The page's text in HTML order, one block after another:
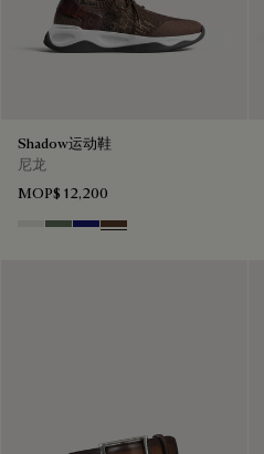
Shadow运动鞋
尼龙
MOP$ 12,200
Cloud White
Leaf Green
Midnight Blue
Earth Brown